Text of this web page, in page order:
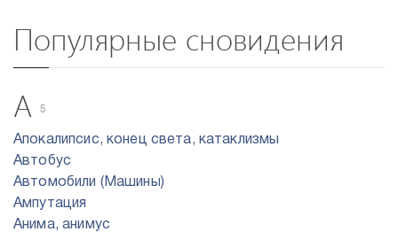
Популярные сновидения
А
5
Апокалипсис, конец света, катаклизмы
Автобус
Автомобили (Машины)
Ампутация
Анима, анимус